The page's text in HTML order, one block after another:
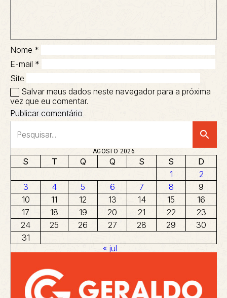
Nome *
E-mail *
Site
Salvar meus dados neste navegador para a próxima
vez que eu comentar.
search
AGOSTO 2026
S T Q Q S S
D
1
2
3
4 5 6 7 8
9
10
11 12 13 14 15
16
17
18 19 20 21 22
23
24
25 26 27 28 29
30
31
« jul